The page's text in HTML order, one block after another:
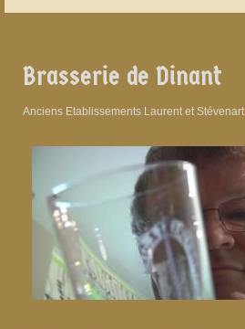
Brasserie de Dinant
Anciens Etablissements Laurent et Stévenart